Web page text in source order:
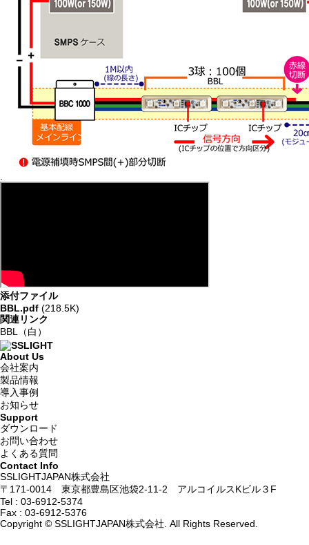
.
添付ファイル
BBL.pdf (218.5K)
関連リンク
BBL（白）
About Us
会社案内
製品情報
導入事例
お知らせ
Support
ダウンロード
お問い合わせ
よくある質問
Contact Info
SSLIGHTJAPAN株式会社
〒171-0014 東京都豊島区池袋2-11-2 アルコイルスKビル３F
Tel : 03-6912-5374
Fax : 03-6912-5376
Copyright © SSLIGHTJAPAN株式会社. All Rights Reserved.